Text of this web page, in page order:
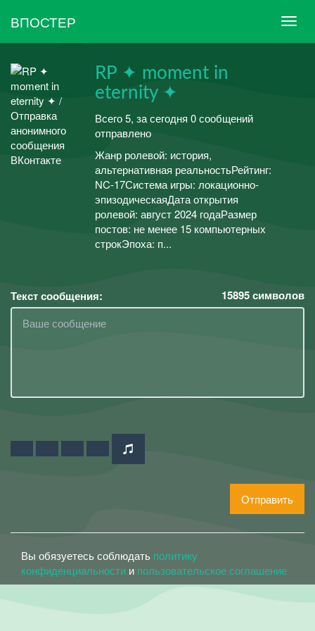
ВПОСТЕР
RP ✦ moment in
eternity ✦
Всего 5, за сегодня 0 сообщений
отправлено
Жанр ролевой: история,
альтернативная реальностьРейтинг:
NC-17Система игры: локационно-
эпизодическаяДата открытия
ролевой: август 2024 годаРазмер
постов: не менее 15 компьютерных
строкЭпоха: п...
Текст сообщения: 15895символов
Отправить
Вы обязуетесь соблюдать политику
конфиденциальности и пользовательское соглашение